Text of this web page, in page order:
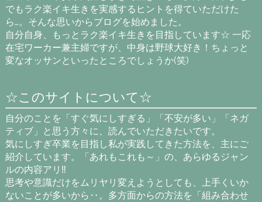
でもラク楽イキ生きを実感するヒントを得ていただけた
ら…。そんな思いからブログを始めました。
自分自身、もっとラク楽イキ生きを目指しています☆ 一応
在宅ワーカー兼主婦ですが、中身は野球大好き！ちょっと
変なオッサンといったところでしょうか(笑)
☆このサイトについて☆
自分のことを「すぐ気にしすぎる」「不安が多い」「ネガ
ティブ」と思う方々に、読んでいただきたいです。
気にしすぎ卒業を目指し私が実践してきた方法を、主にご
紹介しています。「あれもこれも～」の、あらゆるジャン
ルの内容アリ‼
思考や意識だけをムリヤリ変えようとしても、上手くいか
ないことが多いから‥。多方面からの方法を「組み合わせ